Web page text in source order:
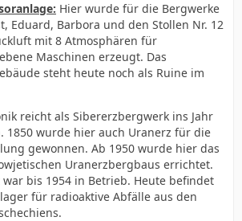
Hier wurde für die Bergwerke
Eduard, Barbora und den Stollen Nr. 12
mit 8 Atmosphären für
Maschinen erzeugt. Das
steht heute noch als Ruine im
reicht als Sibererzbergwerk ins Jahr
1850 wurde hier auch Uranerz für die
gewonnen. Ab 1950 wurde hier das
Uranerzbergbaus errichtet.
war bis 1954 in Betrieb. Heute befindet
für radioaktive Abfälle aus den